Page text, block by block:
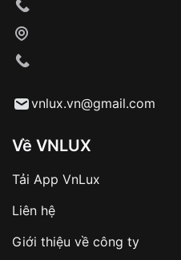
vnlux.vn@gmail.com
Về VNLUX
Tải App VnLux
Liên hệ
Giới thiệu về công ty